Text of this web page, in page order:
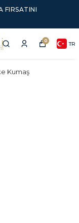
FIRSATINI
0 TR
Kumaş